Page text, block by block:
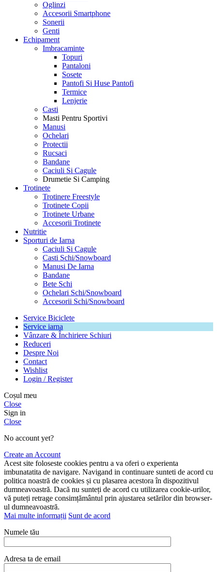
Oglinzi
Accesorii Smartphone
Sonerii
Genti
Echipament
Imbracaminte
Topuri
Pantaloni
Sosete
Pantofi Si Huse Pantofi
Termice
Lenjerie
Casti
Masti Pentru Sportivi
Manusi
Ochelari
Protectii
Rucsaci
Bandane
Caciuli Si Cagule
Drumetie Si Camping
Trotinete
Trotinere Freestyle
Trotinete Copii
Trotinete Urbane
Accesorii Trotinete
Nutritie
Sporturi de Iarna
Caciuli Si Cagule
Casti Schi/Snowboard
Manusi De Iarna
Bandane
Bete Schi
Ochelari Schi/Snowboard
Accesorii Schi/Snowboard
Service Biciclete
Service iarna
Vânzare & Închiriere Schiuri
Reduceri
Despre Noi
Contact
Wishlist
Login / Register
Coșul meu
Close
Sign in
Close
No account yet?
Create an Account
Acest site foloseste cookies pentru a va oferi o experienta
imbunatatita de navigare. Navigand in continuare sunteti de acord cu
politica noastră de cookies și cu plasarea acestora în dispozitivul
dumneavoastră. Dacă nu sunteți de acord cu utilizarea cookie-urilor,
vă puteți retrage consimțământul prin ajustarea setărilor din browser-
ul dumneavoastră.
Mai multe informații Sunt de acord
Numele tău
Adresa ta de email